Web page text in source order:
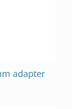
adapter